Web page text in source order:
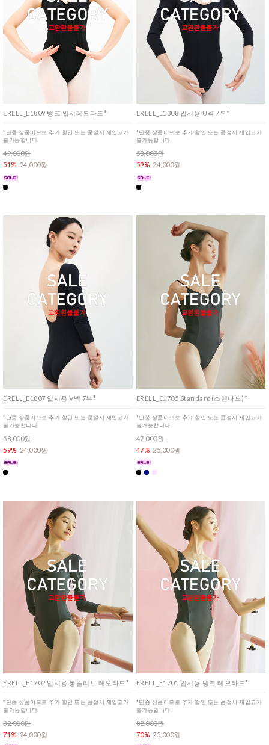
ERELL_E1809 탱크 입시레오타드*
*단종 상품이므로 추가 할인 또는 품절시 재입고가
불가능합니다.
49,000원
51% 24,000원
ERELL_E1808 입시용 U넥 7부*
*단종 상품이므로 추가 할인 또는 품절시 재입고가
불가능합니다.
58,000원
59% 24,000원
ERELL_E1807 입시용 V넥 7부*
*단종 상품이므로 추가 할인 또는 품절시 재입고가
불가능합니다.
58,000원
59% 24,000원
ERELL_E1705 Standard(스탠다드)*
*단종 상품이므로 추가 할인 또는 품절시 재입고가
불가능합니다.
47,000원
47% 25,000원
ERELL_E1702 입시용 롱슬리브 레오타드*
*단종 상품이므로 추가 할인 또는 품절시 재입고가
불가능합니다.
82,000원
71% 24,000원
ERELL_E1701 입시용 탱크 레오타드*
*단종 상품이므로 추가 할인 또는 품절시 재입고가
불가능합니다.
82,000원
70% 25,000원